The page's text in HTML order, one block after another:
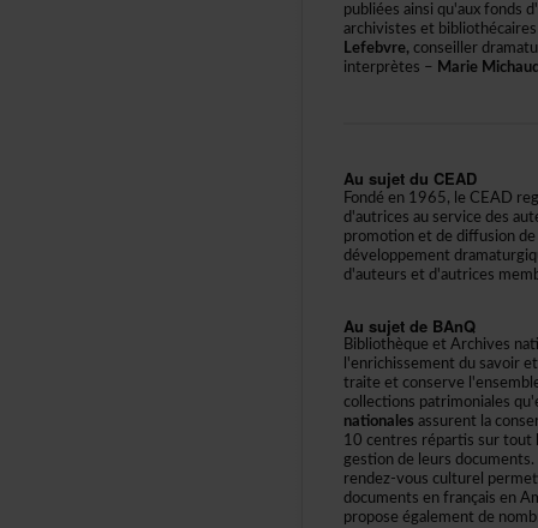
Lefebvre,
interprètes–
AusujetduCEAD
AusujetdeBAnQ
nationales
rendez-